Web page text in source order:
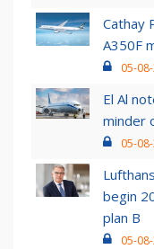
Cathay
A350F
05-
El Al
minder
05-
begin
plan B
05-